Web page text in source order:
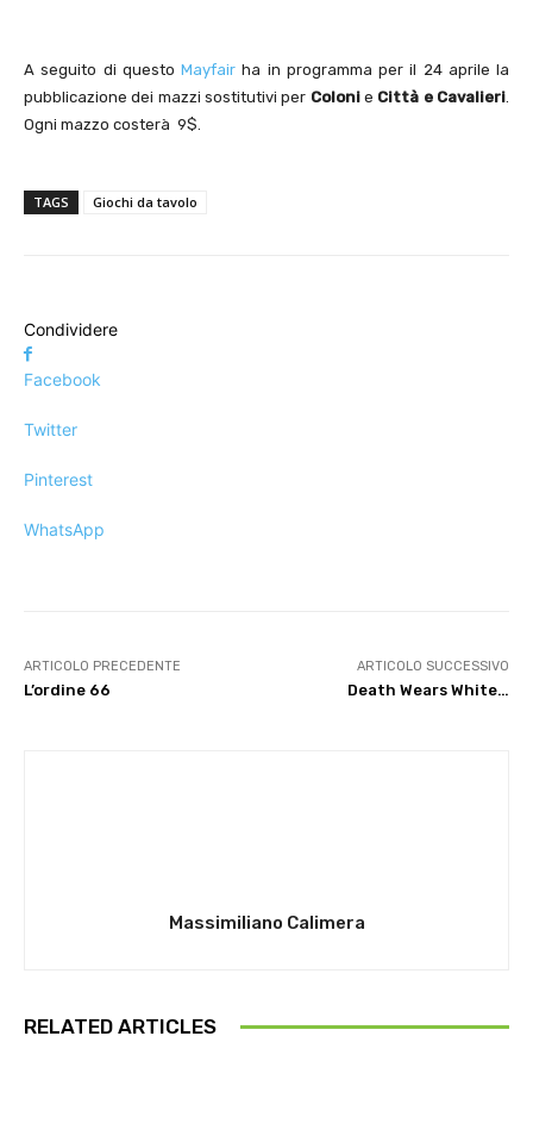
A seguito di questo Mayfair ha in programma per il 24 aprile la
pubblicazione dei mazzi sostitutivi per Colonie Città e Cavalieri.
Ogni mazzo costerà 9$.
TAGS Giochi da tavolo
Condividere
Facebook
Twitter
Pinterest
WhatsApp
ARTICOLO PRECEDENTE
L’ordine 66
ARTICOLO SUCCESSIVO
Death Wears White…
Massimiliano Calimera
RELATED ARTICLES